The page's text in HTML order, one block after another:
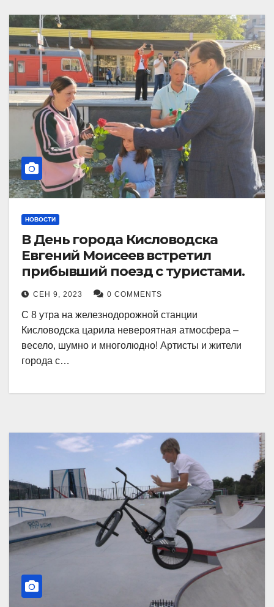
НОВОСТИ
В День города Кисловодска
Евгений Моисеев встретил
прибывший поезд с туристами.
СЕН 9, 2023 0 COMMENTS
С 8 утра на железнодорожной станции
Кисловодска царила невероятная атмосфера –
весело, шумно и многолюдно! Артисты и жители
города с…